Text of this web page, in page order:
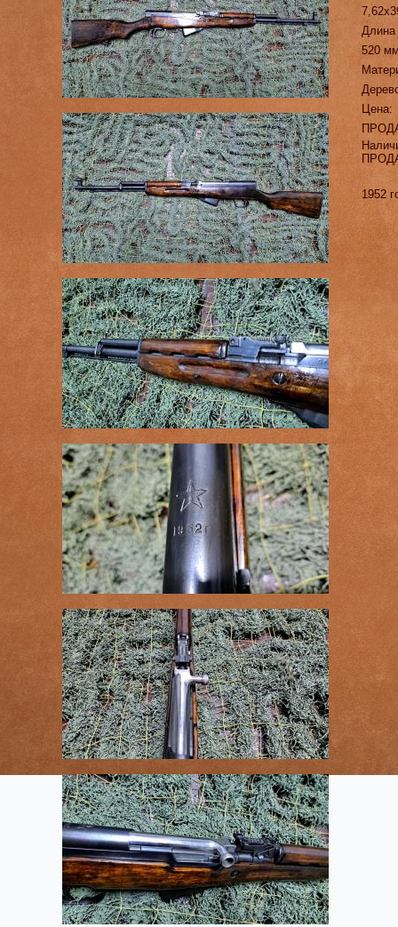
520
Цена:
1952